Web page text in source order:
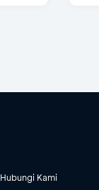
Hubungi Kami